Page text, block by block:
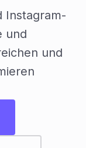
Instagram-
und
und